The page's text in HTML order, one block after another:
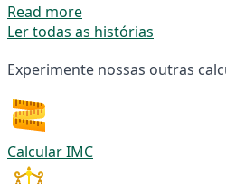
Read more
Ler todas as histórias
Experimente nossas outras
Calcular IMC